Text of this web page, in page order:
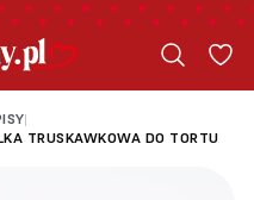
|
TRUSKAWKOWA DO TORTU